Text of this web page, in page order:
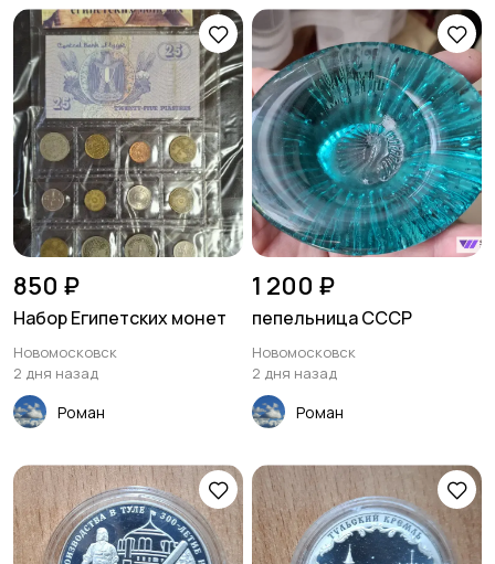
850 ₽
Набор Египетских монет
Новомосковск
2 дня назад
Роман
1 200 ₽
пепельница СССР
Новомосковск
2 дня назад
Роман